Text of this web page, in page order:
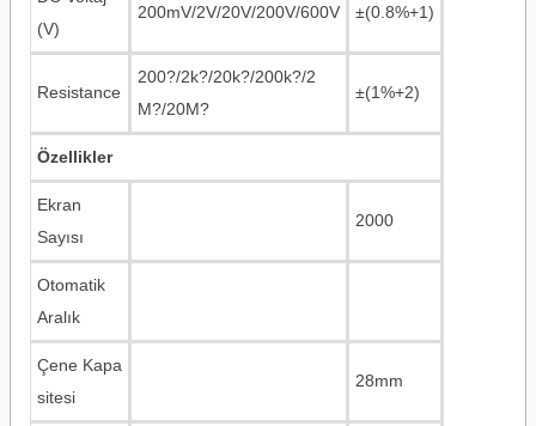
(V)
200mV/2V/20V/200V/600V ±(0.8%+1)
Resistance
200?/2k?/20k?/200k?/2
M?/20M?
±(1%+2)
Özellikler
Ekran
Sayısı
2000
Otomatik
Aralık
Çene Kapa
sitesi
28mm